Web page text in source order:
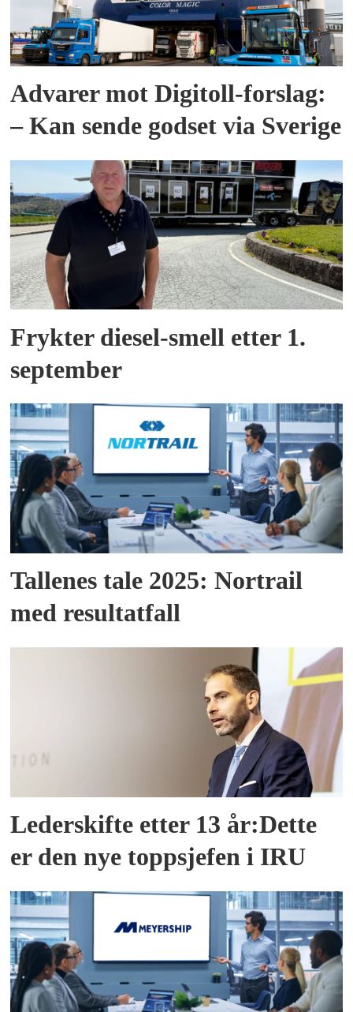
Advarer mot Digitoll-forslag:
– Kan sende godset via Sverige
Frykter diesel-smell etter 1.
september
Tallenes tale 2025: Nortrail
med resultatfall
Lederskifte etter 13 år:Dette
er den nye toppsjefen i IRU